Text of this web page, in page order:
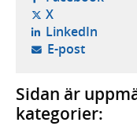
X- öppnas i ny
LinkedIn-
E-post-
Sidan är
kategorier: